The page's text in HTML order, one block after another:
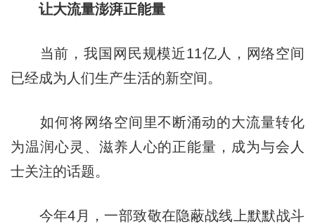
让大流量澎湃正能量
当前，我国网民规模近11亿人，网络空间
已经成为人们生产生活的新空间。
如何将网络空间里不断涌动的大流量转化
为温润心灵、滋养人心的正能量，成为与会人
士关注的话题。
今年4月，一部致敬在隐蔽战线上默默战斗